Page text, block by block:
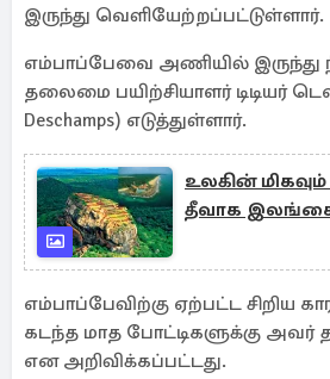
இருந்து வெளியேற்றப்பட்டுள்ளார்.
எம்பாப்பேவை அணியில் இருந்து
தலைமை பயிற்சியாளர் டிடியர்
Deschamps) எடுத்துள்ளார்.
உலகின் மிகவும்
தீவாக
எம்பாப்பேவிற்கு ஏற்பட்ட சிறிய
கடந்த மாத போட்டிகளுக்கு அவர்
என அறிவிக்கப்பட்டது.